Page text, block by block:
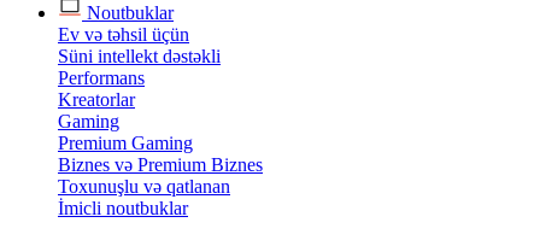
Noutbuklar
Ev və təhsil üçün
Süni intellekt dəstəkli
Performans
Kreatorlar
Gaming
Premium Gaming
Biznes və Premium Biznes
Toxunuşlu və qatlanan
İmicli noutbuklar